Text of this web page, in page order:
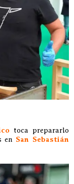
toca prepararlo
en San Sebastián